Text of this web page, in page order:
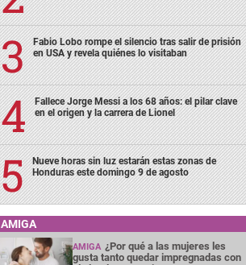
Fabio Lobo rompe el silencio tras salir de prisión
en USA y revela quiénes lo visitaban
Fallece Jorge Messi a los 68 años: el pilar clave
en el origen y la carrera de Lionel
Nueve horas sin luz estarán estas zonas de
Honduras este domingo 9 de agosto
AMIGA
AMIGA ¿Por qué a las mujeres les
gusta tanto quedar impregnadas con